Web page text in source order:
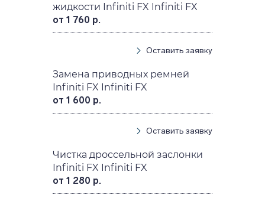
жидкости Infiniti FX Infiniti FX
от 1 760 р.
Оставить заявку
Замена приводных ремней
Infiniti FX Infiniti FX
от 1 600 р.
Оставить заявку
Чистка дроссельной заслонки
Infiniti FX Infiniti FX
от 1 280 р.